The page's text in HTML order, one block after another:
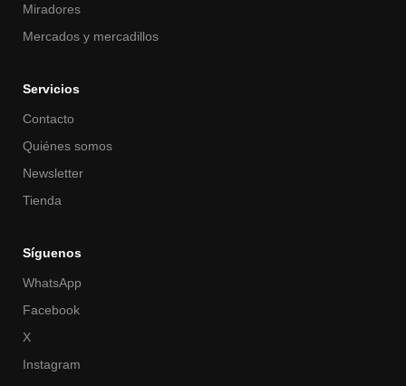
Miradores
Mercados y mercadillos
Servicios
Contacto
Quiénes somos
Newsletter
Tienda
Síguenos
WhatsApp
Facebook
X
Instagram